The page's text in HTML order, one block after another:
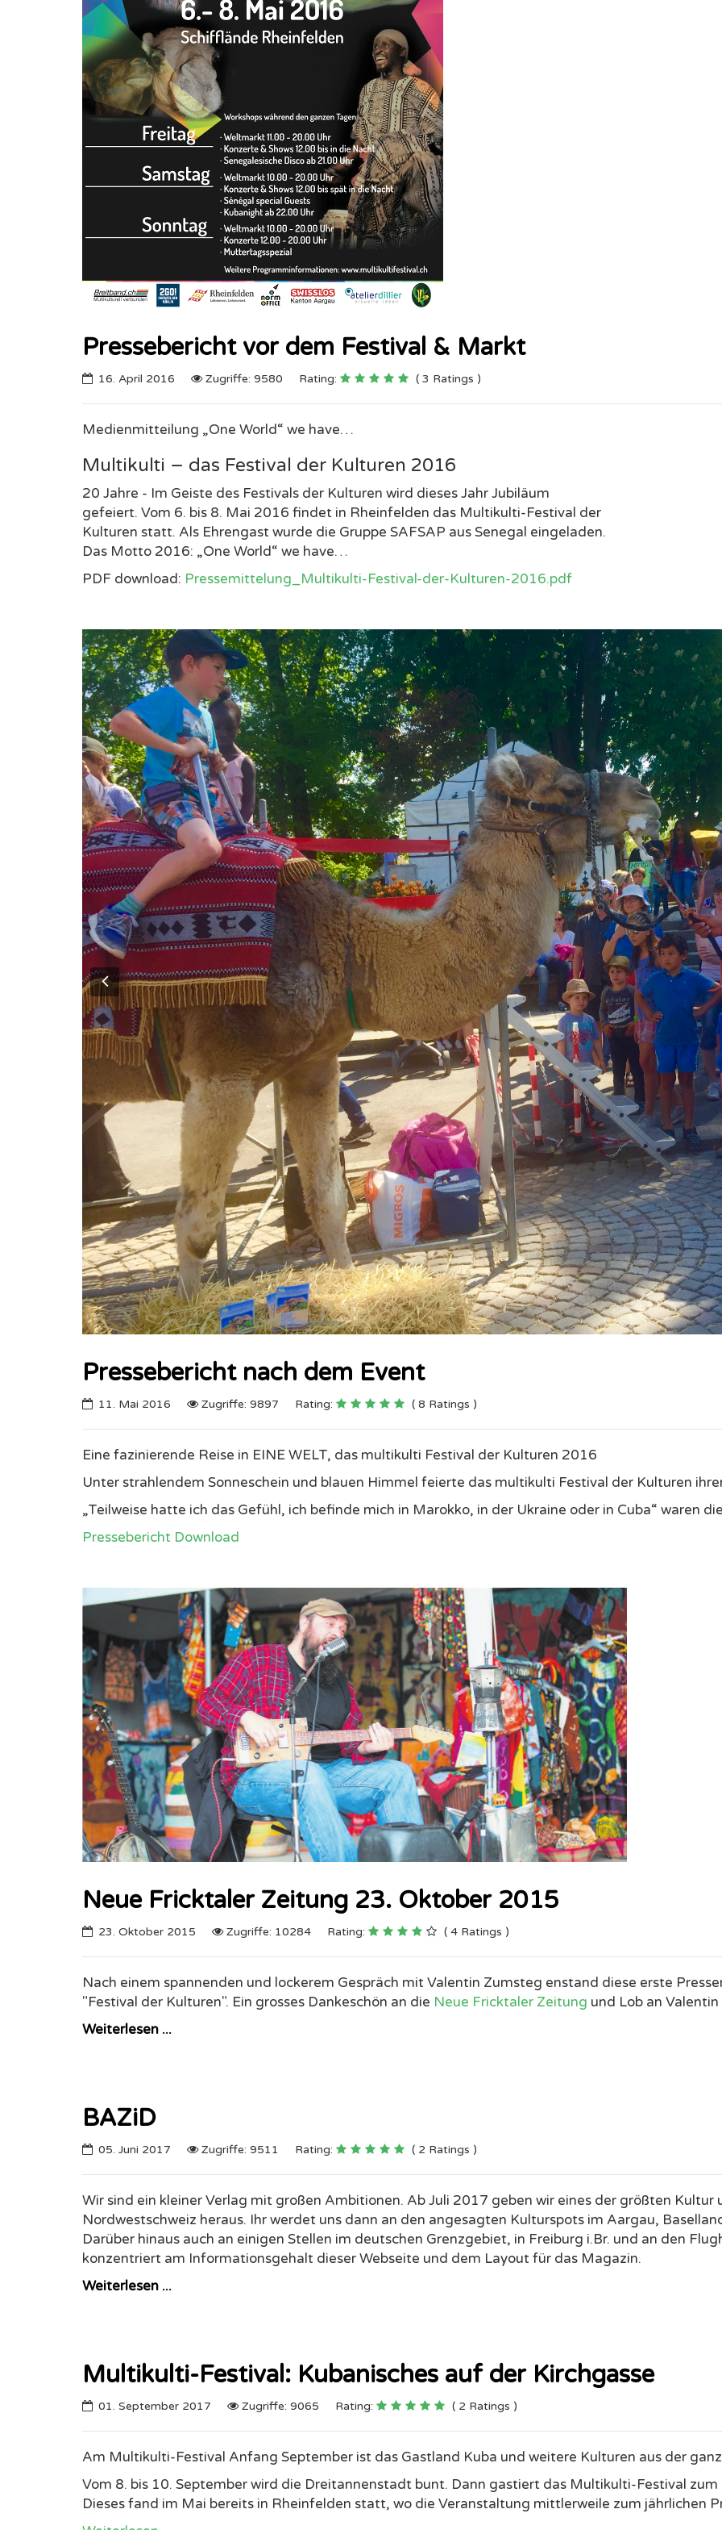
Pressebericht vor dem Festival & Markt
16. April 2016 Zugriffe: 9580 Rating: ( 3 Ratings )
Medienmitteilung „One World“ we have…
Multikulti – das Festival der Kulturen 2016
20 Jahre - Im Geiste des Festivals der Kulturen wird dieses Jahr Jubiläum
gefeiert. Vom 6. bis 8. Mai 2016 findet in Rheinfelden das Multikulti-Festival der
Kulturen statt. Als Ehrengast wurde die Gruppe SAFSAP aus Senegal eingeladen.
Das Motto 2016: „One World“ we have…
PDF download: Pressemittelung_Multikulti-Festival-der-Kulturen-2016.pdf
Previous
Pressebericht nach dem Event
11. Mai 2016 Zugriffe: 9897 Rating: ( 8 Ratings )
Eine fazinierende Reise in EINE WELT, das multikulti Festival der Kulturen 2016
Unter strahlendem Sonneschein und blauen Himmel feierte das multikulti Festival der Kulturen
„Teilweise hatte ich das Gefühl, ich befinde mich in Marokko, in der Ukraine oder in Cuba“ waren
Pressebericht Download
Neue Fricktaler Zeitung 23. Oktober 2015
23. Oktober 2015 Zugriffe: 10284 Rating: ( 4 Ratings )
Nach einem spannenden und lockerem Gespräch mit Valentin Zumsteg enstand diese erste
"Festival der Kulturen". Ein grosses Dankeschön an dieNeue Fricktaler Zeitung und Lob an
Weiterlesen ...
05. Juni 2017 Zugriffe: 9511 Rating: ( 2 Ratings )
Wir sind ein kleiner Verlag mit großen Ambitionen. Ab Juli 2017 geben wir eines der größten
Nordwestschweiz heraus. Ihr werdet uns dann an den angesagten Kulturspots im Aargau,
Darüber hinaus auch an einigen Stellen im deutschen Grenzgebiet, in Freiburg i.Br. und an den
Weiterlesen ...